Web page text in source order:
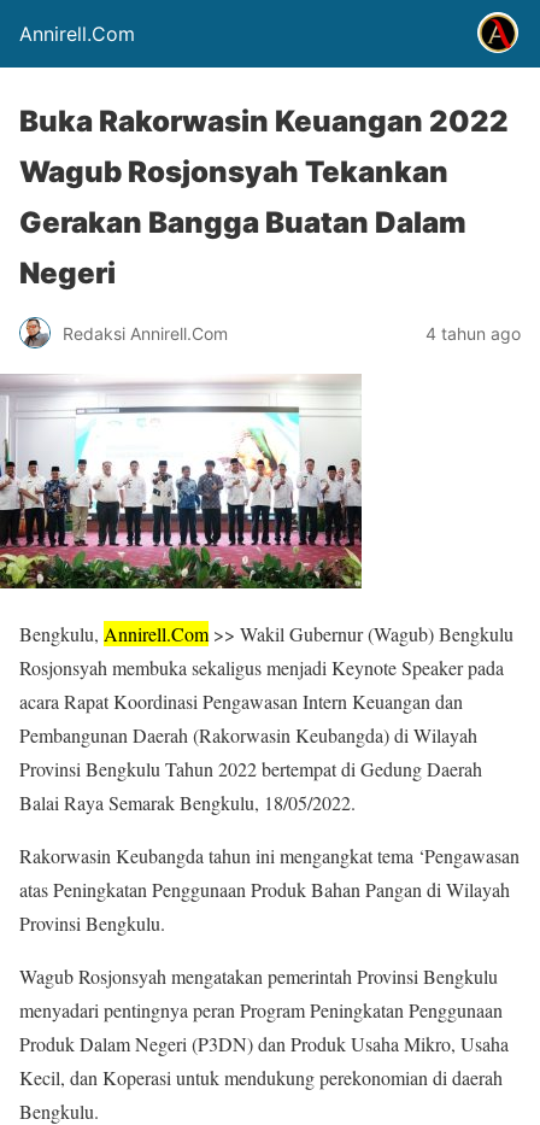
Annirell.Com
Buka Rakorwasin Keuangan 2022
Wagub Rosjonsyah Tekankan
Gerakan Bangga Buatan Dalam
Negeri
Redaksi Annirell.Com 4 tahun ago
Bengkulu, Annirell.Com >> Wakil Gubernur (Wagub) Bengkulu
Rosjonsyah membuka sekaligus menjadi Keynote Speaker pada
acara Rapat Koordinasi Pengawasan Intern Keuangan dan
Pembangunan Daerah (Rakorwasin Keubangda) di Wilayah
Provinsi Bengkulu Tahun 2022 bertempat di Gedung Daerah
Balai Raya Semarak Bengkulu, 18/05/2022.
Rakorwasin Keubangda tahun ini mengangkat tema ‘Pengawasan
atas Peningkatan Penggunaan Produk Bahan Pangan di Wilayah
Provinsi Bengkulu.
Wagub Rosjonsyah mengatakan pemerintah Provinsi Bengkulu
menyadari pentingnya peran Program Peningkatan Penggunaan
Produk Dalam Negeri (P3DN) dan Produk Usaha Mikro, Usaha
Kecil, dan Koperasi untuk mendukung perekonomian di daerah
Bengkulu.